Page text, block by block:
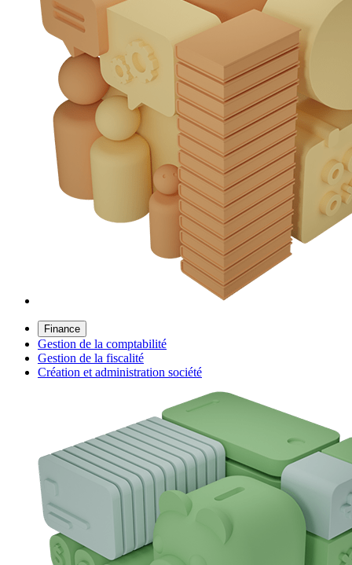
Finance
Gestion de la comptabilité
Gestion de la fiscalité
Création et administration société